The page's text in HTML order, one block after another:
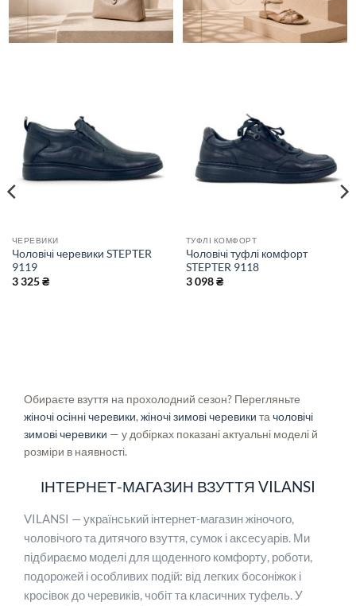
ЧЕРЕВИКИ
Чоловічі черевики STEPTER
9119
3 325₴
ТУФЛІ КОМФОРТ
Чоловічі туфлі комфорт
STEPTER 9118
3 098₴
Обираєте взуття на прохолодний сезон? Перегляньте
жіночі осінні черевики, жіночі зимові черевики та чоловічі
зимові черевики — у добірках показані актуальні моделі й
розміри в наявності.
ІНТЕРНЕТ-МАГАЗИН ВЗУТТЯ VILANSI
VILANSI — український інтернет-магазин жіночого,
чоловічого та дитячого взуття, сумок і аксесуарів. Ми
підбираємо моделі для щоденного комфорту, роботи,
подорожей і особливих подій: від легких босоніжок і
кросівок до черевиків, чобіт та класичних туфель. У